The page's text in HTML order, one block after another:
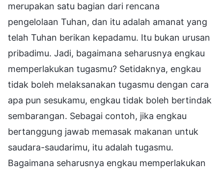
merupakan satu bagian dari rencana
pengelolaan Tuhan, dan itu adalah amanat yang
telah Tuhan berikan kepadamu. Itu bukan urusan
pribadimu. Jadi, bagaimana seharusnya engkau
memperlakukan tugasmu? Setidaknya, engkau
tidak boleh melaksanakan tugasmu dengan cara
apa pun sesukamu, engkau tidak boleh bertindak
sembarangan. Sebagai contoh, jika engkau
bertanggung jawab memasak makanan untuk
saudara-saudarimu, itu adalah tugasmu.
Bagaimana seharusnya engkau memperlakukan